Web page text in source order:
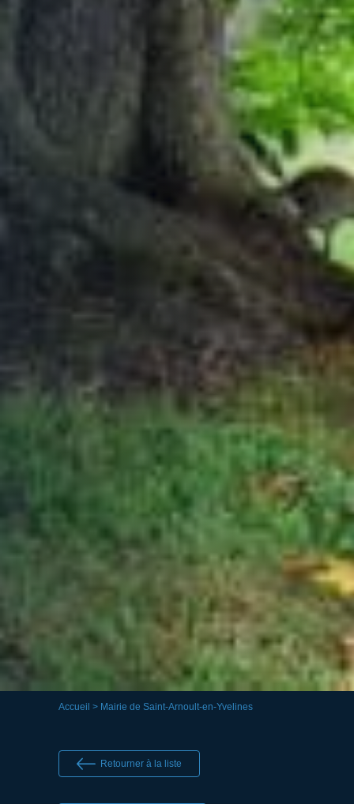
Accueil > Mairie de Saint-Arnoult-en-Yvelines
Retourner à la liste